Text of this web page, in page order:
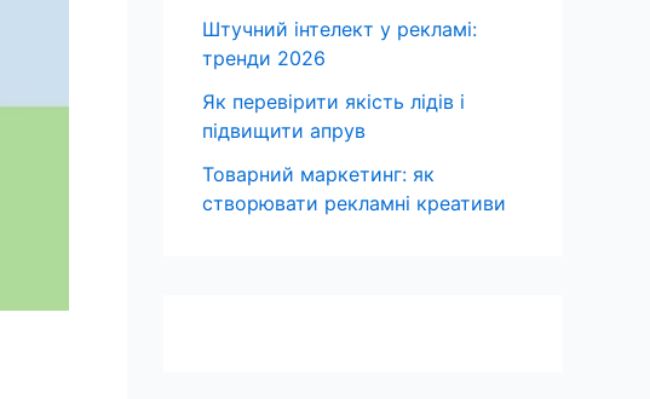
Штучний інтелект у рекламі:
тренди 2026
Як перевірити якість лідів і
підвищити апрув
Товарний маркетинг: як
створювати рекламні креативи